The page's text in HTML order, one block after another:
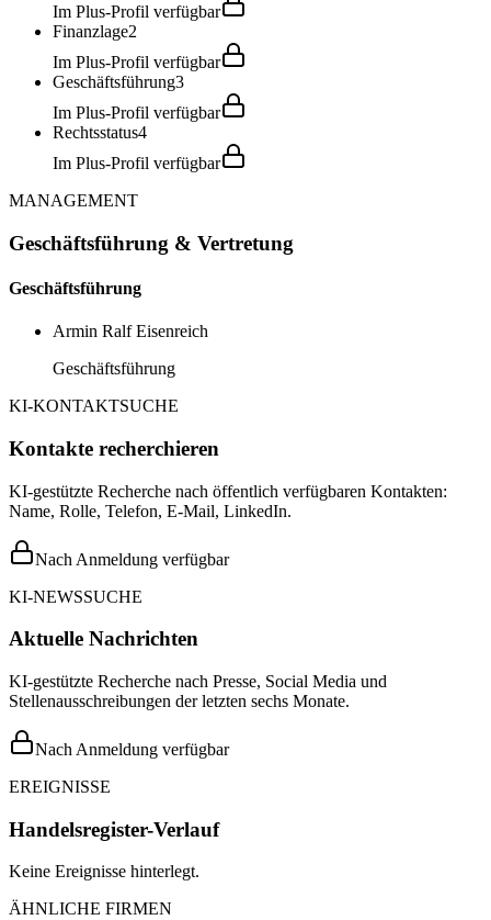
Im Plus-Profil verfügbar
Finanzlage2
Im Plus-Profil verfügbar
Geschäftsführung3
Im Plus-Profil verfügbar
Rechtsstatus4
Im Plus-Profil verfügbar
MANAGEMENT
Geschäftsführung & Vertretung
Geschäftsführung
Armin Ralf Eisenreich
Geschäftsführung
KI-KONTAKTSUCHE
Kontakte recherchieren
KI-gestützte Recherche nach öffentlich verfügbaren Kontakten:
Name, Rolle, Telefon, E-Mail, LinkedIn.
Nach Anmeldung verfügbar
KI-NEWSSUCHE
Aktuelle Nachrichten
KI-gestützte Recherche nach Presse, Social Media und
Stellenausschreibungen der letzten sechs Monate.
Nach Anmeldung verfügbar
EREIGNISSE
Handelsregister-Verlauf
Keine Ereignisse hinterlegt.
ÄHNLICHE FIRMEN